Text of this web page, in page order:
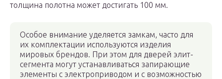
толщина полотна может достигать 100 мм.
Особое внимание уделяется замкам, часто для
их комплектации используются изделия
мировых брендов. При этом для дверей элит-
сегмента могут устанавливаться запирающие
элементы с электроприводом и с возможностью